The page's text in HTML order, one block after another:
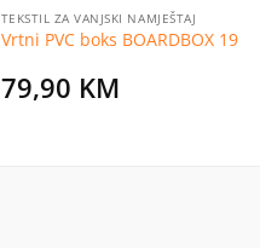
TEKSTIL ZA VANJSKI NAMJEŠTAJ
Vrtni PVC boks BOARDBOX 19
79,90 KM